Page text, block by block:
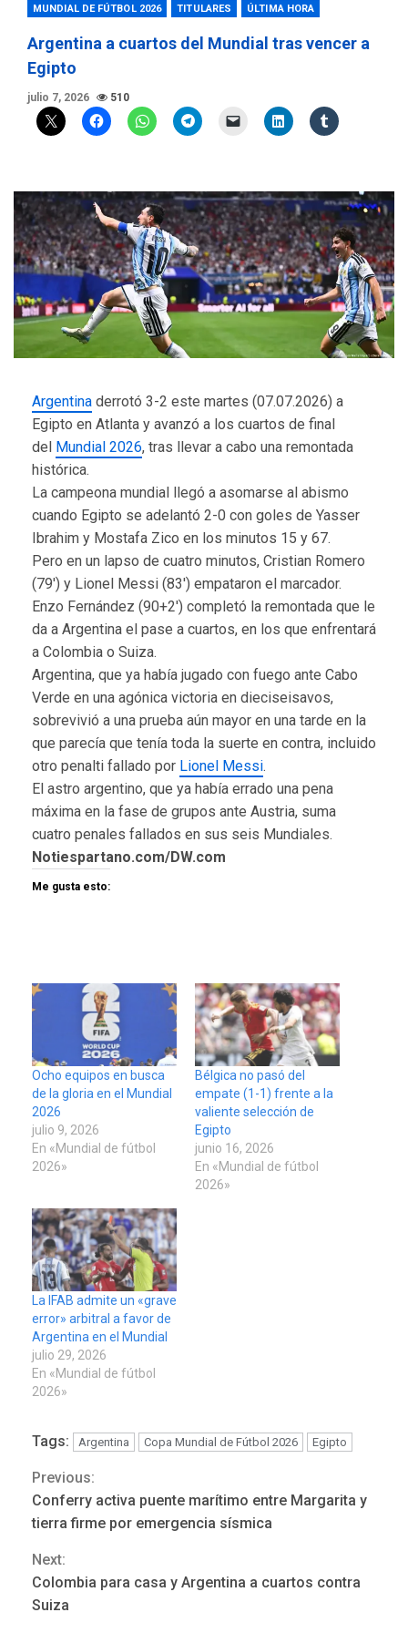
MUNDIAL DE FÚTBOL 2026 TITULARES ÚLTIMA HORA
Argentina a cuartos del Mundial tras vencer a
Egipto
julio 7, 2026 510
Argentina derrotó 3-2 este martes (07.07.2026) a
Egipto en Atlanta y avanzó a los cuartos de final
del Mundial 2026, tras llevar a cabo una remontada
histórica.
La campeona mundial llegó a asomarse al abismo
cuando Egipto se adelantó 2-0 con goles de Yasser
Ibrahim y Mostafa Zico en los minutos 15 y 67.
Pero en un lapso de cuatro minutos, Cristian Romero
(79′) y Lionel Messi (83′) empataron el marcador.
Enzo Fernández (90+2′) completó la remontada que le
da a Argentina el pase a cuartos, en los que enfrentará
a Colombia o Suiza.
Argentina, que ya había jugado con fuego ante Cabo
Verde en una agónica victoria en dieciseisavos,
sobrevivió a una prueba aún mayor en una tarde en la
que parecía que tenía toda la suerte en contra, incluido
otro penalti fallado por Lionel Messi.
El astro argentino, que ya había errado una pena
máxima en la fase de grupos ante Austria, suma
cuatro penales fallados en sus seis Mundiales.
Notiespartano.com/DW.com
Me gusta esto:
Ocho equipos en busca
de la gloria en el Mundial
2026
julio 9, 2026
En «Mundial de fútbol
2026»
Bélgica no pasó del
empate (1-1) frente a la
valiente selección de
Egipto
junio 16, 2026
En «Mundial de fútbol
2026»
La IFAB admite un «grave
error» arbitral a favor de
Argentina en el Mundial
julio 29, 2026
En «Mundial de fútbol
2026»
Tags: Argentina Copa Mundial de Fútbol 2026 Egipto
Continue
Reading
Previous:
Conferry activa puente marítimo entre Margarita y
tierra firme por emergencia sísmica
Next:
Colombia para casa y Argentina a cuartos contra
Suiza